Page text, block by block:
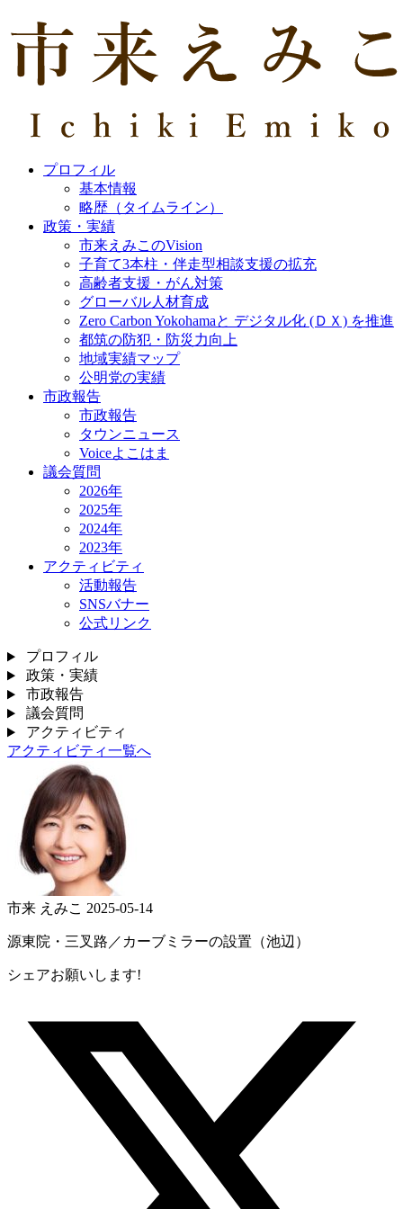
プロフィル
基本情報
略歴（タイムライン）
政策・実績
市来えみこのVision
子育て3本柱・伴走型相談支援の拡充
高齢者支援・がん対策
グローバル人材育成
Zero Carbon Yokohamaと デジタル化 (ＤＸ) を推進
都筑の防犯・防災力向上
地域実績マップ
公明党の実績
市政報告
市政報告
タウンニュース
Voiceよこはま
議会質問
2026年
2025年
2024年
2023年
アクティビティ
活動報告
SNSバナー
公式リンク
プロフィル
政策・実績
市政報告
議会質問
アクティビティ
アクティビティ一覧へ
市来 えみこ 2025-05-14
源東院・三叉路／カーブミラーの設置（池辺）
シェアお願いします!